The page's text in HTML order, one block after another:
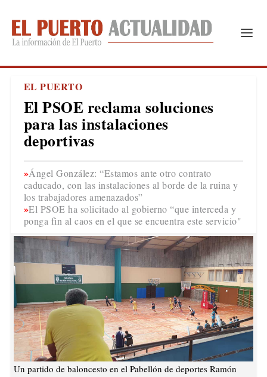
EL PUERTO
El PSOE reclama soluciones
para las instalaciones
deportivas
Ángel González: “Estamos ante otro contrato
caducado, con las instalaciones al borde de la ruina y
los trabajadores amenazados”
El PSOE ha solicitado al gobierno “que interceda y
ponga fin al caos en el que se encuentra este servicio"
Un partido de baloncesto en el Pabellón de deportes Ramón